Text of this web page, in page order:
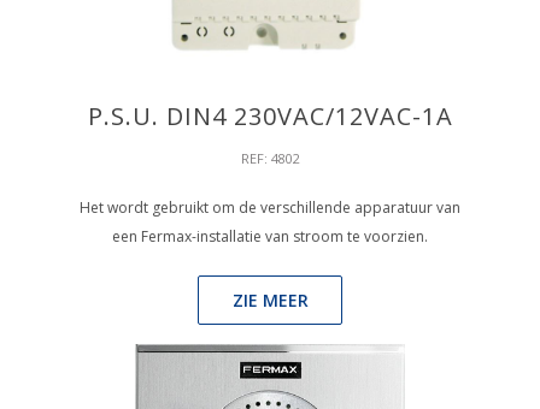
P.S.U. DIN4 230VAC/12VAC-1A
REF: 4802
Het wordt gebruikt om de verschillende apparatuur van
een Fermax-installatie van stroom te voorzien.
ZIE MEER